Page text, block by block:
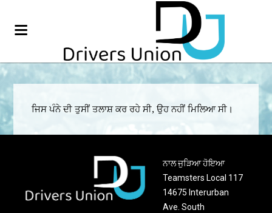
ਜਿਸ ਪੰਨੇ ਦੀ ਤੁਸੀਂ ਤਲਾਸ਼ ਕਰ ਰਹੇ ਸੀ, ਉਹ ਨਹੀਂ ਮਿਲਿਆ ਸੀ।
ਨਾਲ ਜੁੜਿਆ ਹੋਇਆ
Teamsters Local 117
14675 Interurban
Ave. South